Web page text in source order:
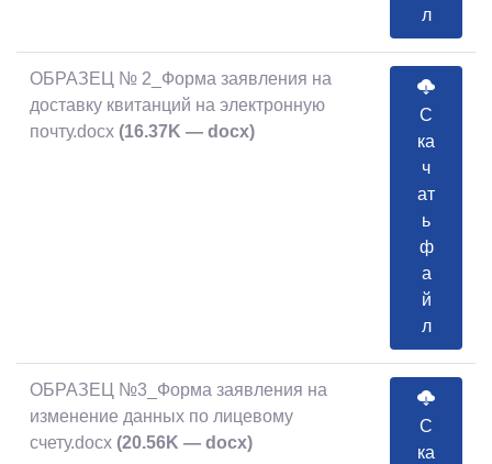
л
ОБРАЗЕЦ № 2_Форма заявления на
доставку квитанций на электронную
почту.docx (16.37K — docx)
С
ка
ч
ат
ь
ф
а
й
л
ОБРАЗЕЦ №3_Форма заявления на
изменение данных по лицевому
счету.docx (20.56K — docx)
С
ка